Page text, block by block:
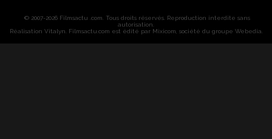
© 2007-2026 Filmsactu .com. Tous droits réservés. Reproduction interdite sans
autorisation.
Réalisation Vitalyn . Filmsactu .com est édité par Mixicom, société du groupe Webedia.